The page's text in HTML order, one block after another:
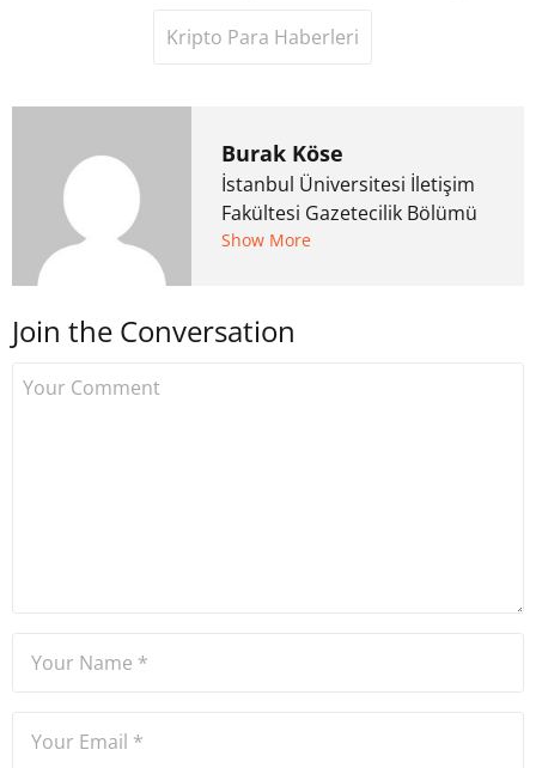
Kripto Para Haberleri
Burak Köse
İstanbul Üniversitesi İletişim
Fakültesi Gazetecilik Bölümü
mezunu. 6 yıl ana akım
kurdu. 2017'nin Mayıs ayından
Show More
Join the Conversation